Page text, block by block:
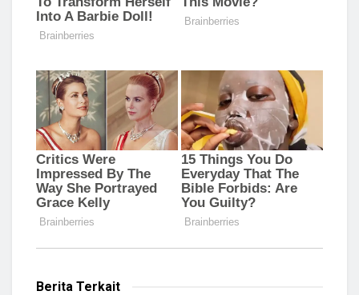
Berita Terkait